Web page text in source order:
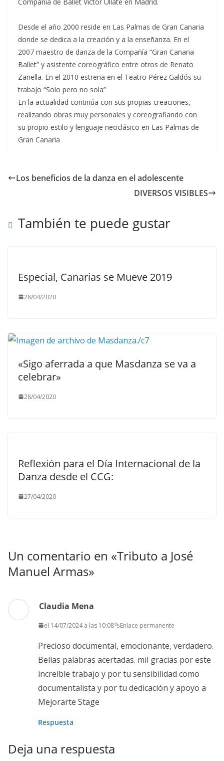
Desde el año 2000 reside en Las Palmas de Gran Canaria
donde se dedica a la creación y a la enseñanza. En el
2007 maestro de danza de la Compañía “Gran Canaria
Ballet” y asistente coreográfico entre otros de Renato
Zanella. En el 2010 estrena en el Teatro Pérez Galdós su
trabajo “Solo pero no sola”
En la actualidad continúa con sus propias creaciones,
realizando obras muy personales y coreografiando con
su propio estilo y lenguaje neoclásico en Las Palmas de
Gran Canaria
Los beneficios de la danza en el adolescente
DIVERSOS VISIBLES
También te puede gustar
Especial, Canarias se Mueve 2019
28/04/2020
«Sigo aferrada a que Masdanza se va a
celebrar»
28/04/2020
Reflexión para el Día Internacional de la
Danza desde el CCG:
27/04/2020
Un comentario en «Tributo a José
Manuel Armas»
Claudia Mena
el 14/07/2024 a las 10:08 Enlace permanente
Precioso documental, emocionante, verdadero.
Bellas palabras acertadas. mil gracias por este
increíble trabajo y por tu sensibilidad como
documentalista y por tu dedicación y apoyo a
Mejorarte Stage
Respuesta
Deja una respuesta